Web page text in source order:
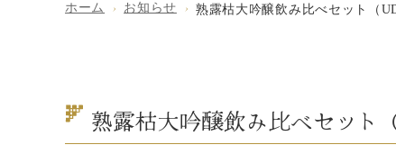
ホーム お知らせ 熟露枯大吟醸飲み比べセット（
熟露枯大吟醸飲み比べセット